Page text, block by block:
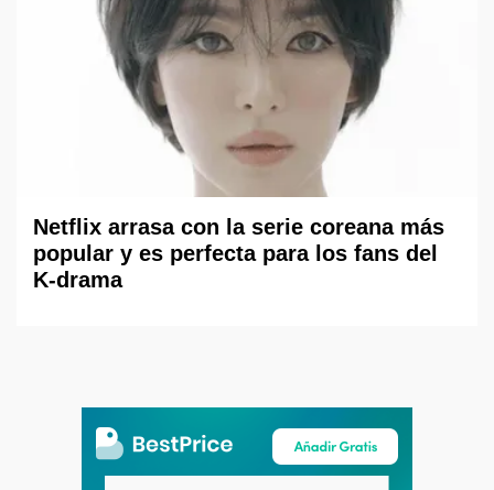
Netflix arrasa con la serie coreana más
popular y es perfecta para los fans del
K-drama